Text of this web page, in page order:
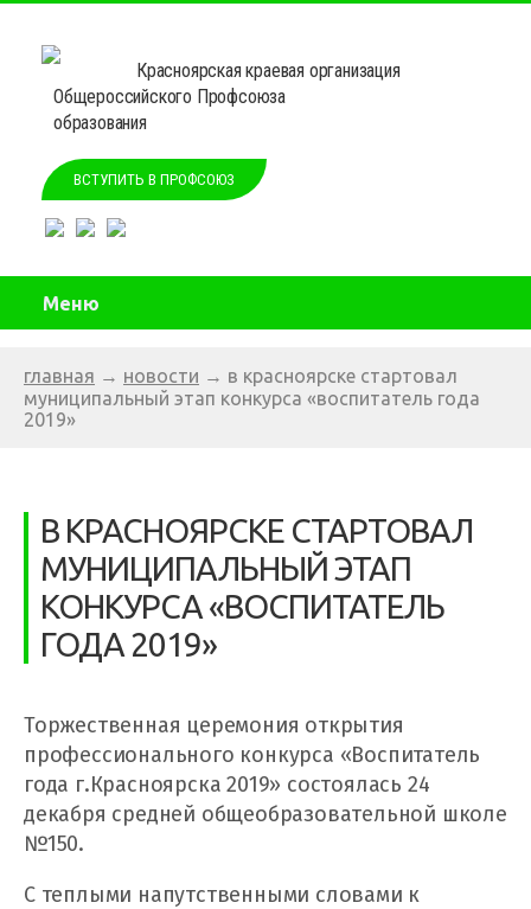
Красноярская краевая организация
Общероссийского Профсоюза
образования
ВСТУПИТЬ В ПРОФСОЮЗ
Меню
главная → новости → в красноярске стартовал
муниципальный этап конкурса «воспитатель года
2019»
В КРАСНОЯРСКЕ СТАРТОВАЛ
МУНИЦИПАЛЬНЫЙ ЭТАП
КОНКУРСА «ВОСПИТАТЕЛЬ
ГОДА 2019»
Торжественная церемония открытия
профессионального конкурса «Воспитатель
года г.Красноярска 2019» состоялась 24
декабря средней общеобразовательной школе
№150.
С теплыми напутственными словами к